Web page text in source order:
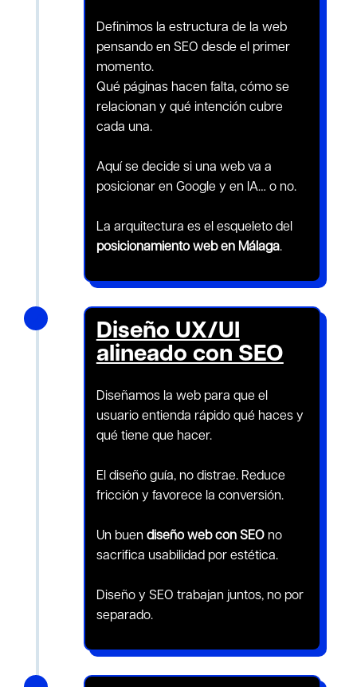
Definimos la estructura de la web
pensando en SEO desde el primer
momento.
Qué páginas hacen falta, cómo se
relacionan y qué intención cubre
cada una.
Aquí se decide si una web va a
posicionar en Google y en IA… o no.
La arquitectura es el esqueleto del
posicionamiento web en Málaga.
Diseño UX/UI
alineado con SEO
Diseñamos la web para que el
usuario entienda rápido qué haces y
qué tiene que hacer.
El diseño guía, no distrae. Reduce
fricción y favorece la conversión.
Un buen diseño web con SEOno
sacrifica usabilidad por estética.
Diseño y SEO trabajan juntos, no por
separado.